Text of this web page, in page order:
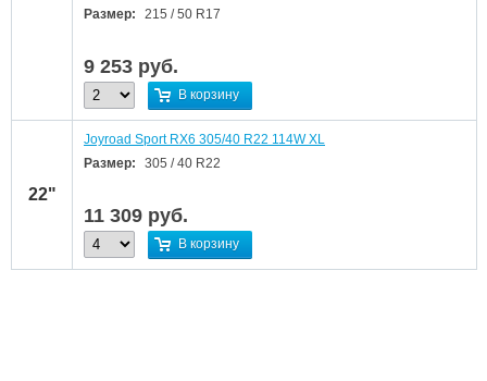
Размер:
215 / 50 R17
9 253 руб.
В корзину
22"
Joyroad Sport RX6 305/40 R22 114W XL
Размер:
305 / 40 R22
11 309 руб.
В корзину